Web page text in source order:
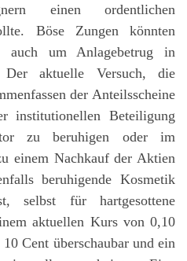
einen ordentlichen
Böse Zungen könnten
auch um Anlagebetrug in
Der aktuelle Versuch, die
der Anteilsscheine
institutionellen Beteiligung
zu beruhigen oder im
einem Nachkauf der Aktien
beruhigende Kosmetik
selbst für hartgesottene
aktuellen Kurs von 0,10
Cent überschaubar und ein